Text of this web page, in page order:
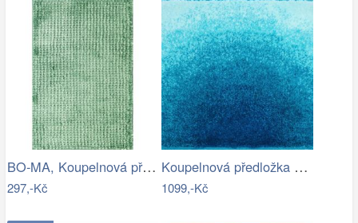
BO-MA, Koupelnová předložka Ella micro…
297,-Kč
Koupelnová předložka SUNSHINE
1099,-Kč